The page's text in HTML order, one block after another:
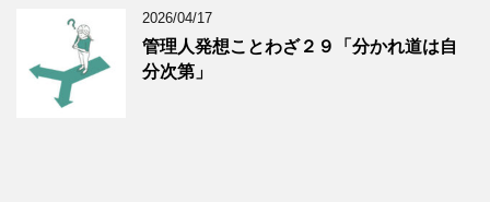
2026/04/17
管理人発想ことわざ２９「分かれ道は自
分次第」